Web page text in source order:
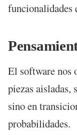
funcionalidades
El software nos
piezas aisladas,
sino en
probabilidades.